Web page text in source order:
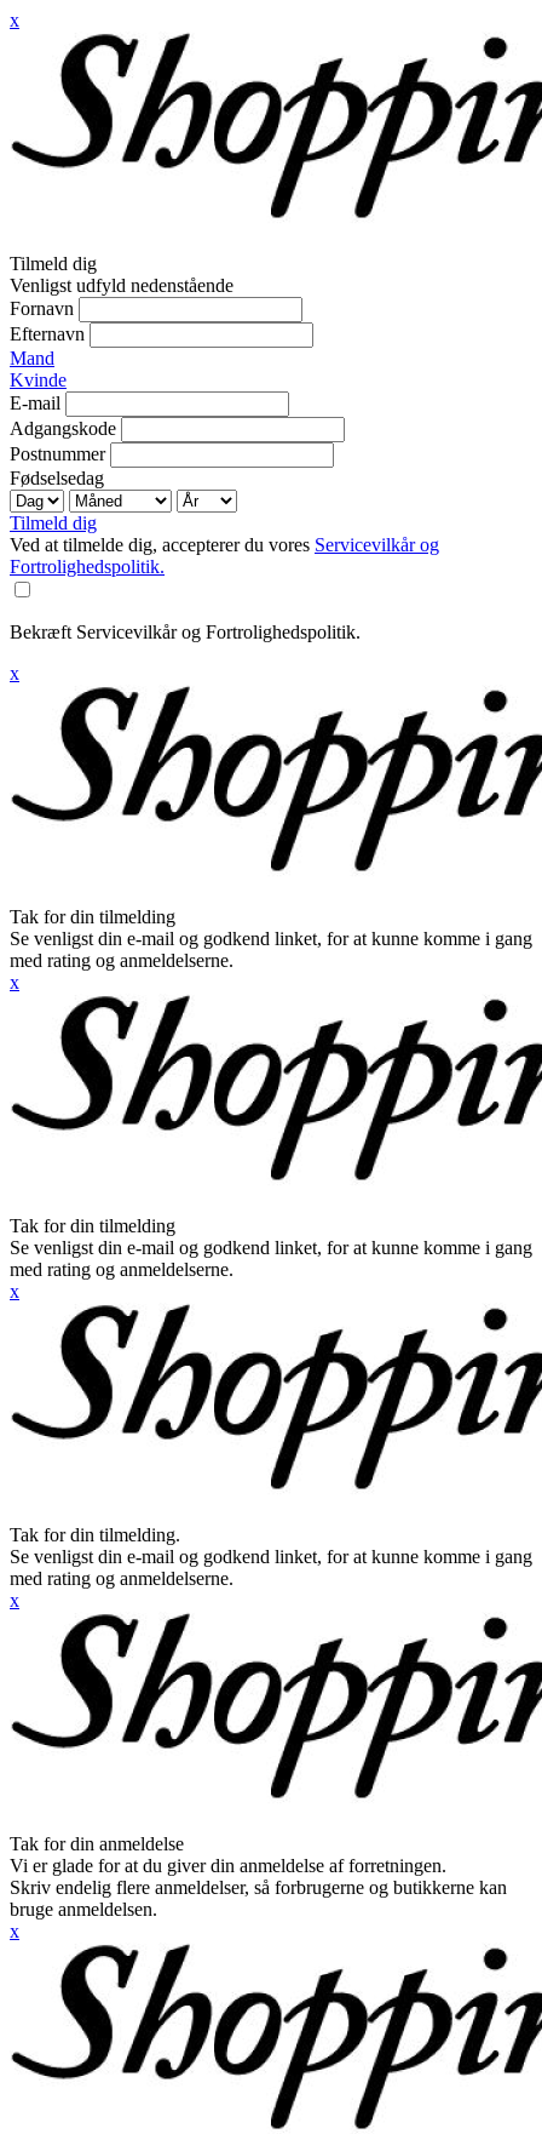
x
Tilmeld dig
Venligst udfyld nedenstående
Fornavn
Efternavn
Mand
Kvinde
E-mail
Adgangskode
Postnummer
Fødselsedag
Tilmeld dig
Ved at tilmelde dig, accepterer du vores Servicevilkår og
Fortrolighedspolitik.
Bekræft Servicevilkår og Fortrolighedspolitik.
x
Tak for din tilmelding
Se venligst din e-mail og godkend linket, for at kunne komme i gang
med rating og anmeldelserne.
x
Tak for din tilmelding
Se venligst din e-mail og godkend linket, for at kunne komme i gang
med rating og anmeldelserne.
x
Tak for din tilmelding.
Se venligst din e-mail og godkend linket, for at kunne komme i gang
med rating og anmeldelserne.
x
Tak for din anmeldelse
Vi er glade for at du giver din anmeldelse af forretningen.
Skriv endelig flere anmeldelser, så forbrugerne og butikkerne kan
bruge anmeldelsen.
x